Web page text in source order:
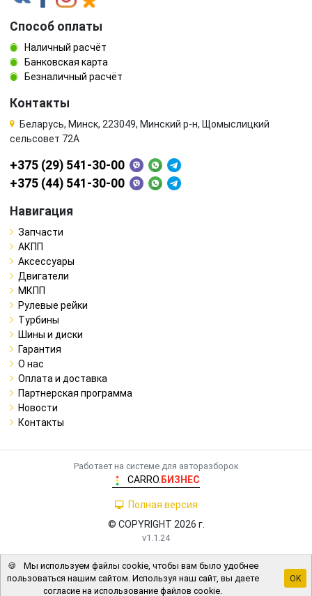
Способ оплаты
Наличный расчёт
Банковская карта
Безналичный расчёт
Контакты
Беларусь, Минск, 223049, Минский р-н, Щомыслицкий
сельсовет 72А
+375 (29) 541-30-00
+375 (44) 541-30-00
Навигация
Запчасти
АКПП
Аксессуары
Двигатели
МКПП
Рулевые рейки
Турбины
Шины и диски
Гарантия
О нас
Оплата и доставка
Партнерская программа
Новости
Контакты
Работает на системе для авторазборок
CARRO. БИЗНЕС
Полная версия
© COPYRIGHT 2026 г.
v1.1.24
🍪
Мы используем файлы cookie, чтобы вам было удобнее
пользоваться нашим сайтом. Используя наш сайт, вы даете
согласие на использование файлов cookie.
OK